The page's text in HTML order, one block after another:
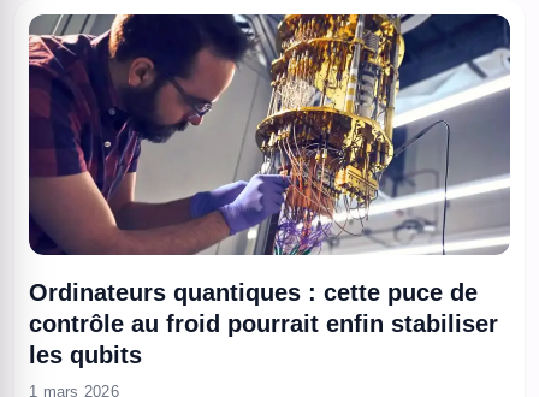
Ordinateurs quantiques : cette puce de
contrôle au froid pourrait enfin stabiliser
les qubits
1 mars 2026